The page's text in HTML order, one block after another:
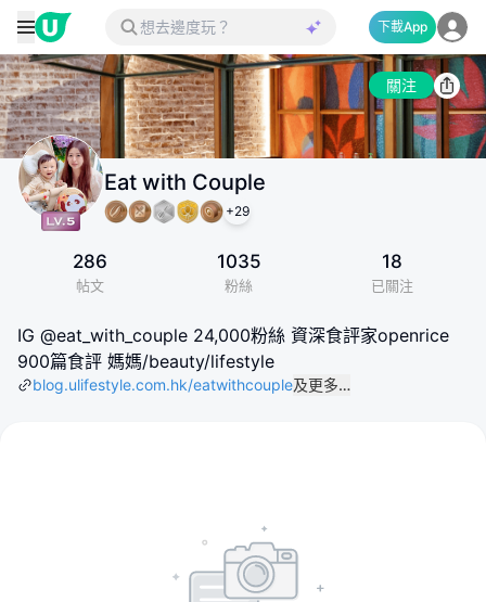
下載App
關注
Eat with Couple
+29
286
帖文
1035
粉絲
18
已關注
IG @eat_with_couple 24,000粉絲 資深食評家openrice
900篇食評 媽媽/beauty/lifestyle
blog.ulifestyle.com.hk/eatwithcouple及更多…